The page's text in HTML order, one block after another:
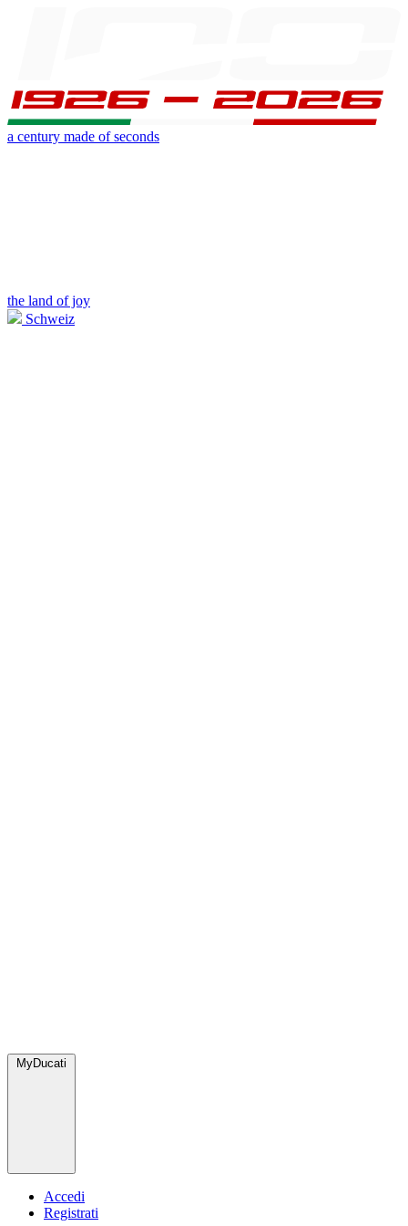
a century made of seconds
the land of joy
Schweiz
MyDucati
Accedi
Registrati